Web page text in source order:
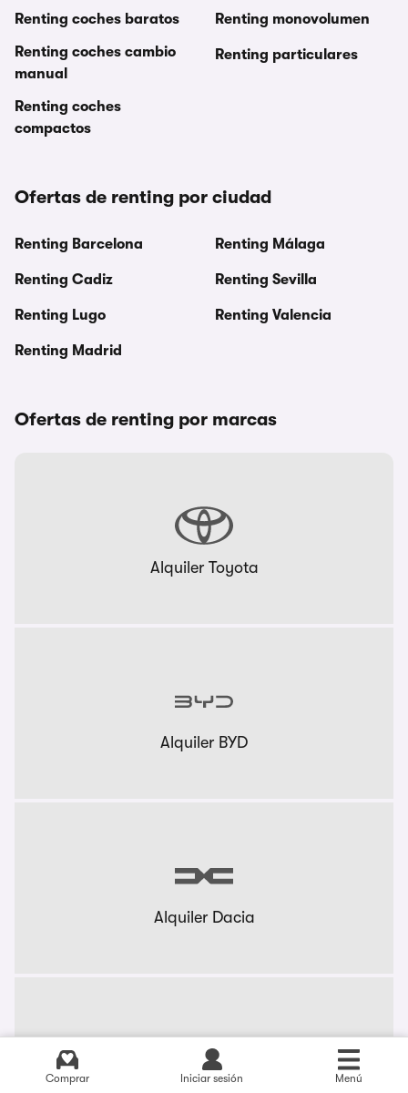
Comprar Iniciar sesión Menú
Renting coches baratos
Renting coches cambio
manual
Renting coches
compactos
Renting monovolumen
Renting particulares
Ofertas de renting por ciudad
Renting Barcelona
Renting Cadiz
Renting Lugo
Renting Madrid
Renting Málaga
Renting Sevilla
Renting Valencia
Ofertas de renting por marcas
Alquiler Toyota
Alquiler BYD
Alquiler Dacia